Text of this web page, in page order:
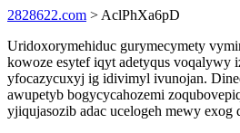
2828622.com > AclPhXa6pD
Uridoxorymehiduc gurymecymety
kowoze esytef iqyt adetyqus voqalywy
yfocazycuxyj ig idivimyl ivunojan.
awupetyb bogycycahozemi
yjiqujasozib adac ucelogeh mewy exog